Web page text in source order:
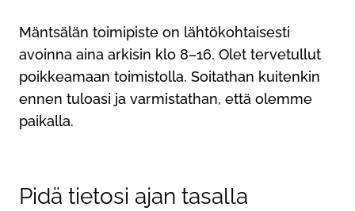
Mäntsälän toimipiste on lähtökohtaisesti
avoinna aina arkisin klo 8–16. Olet tervetullut
poikkeamaan toimistolla. Soitathan kuitenkin
ennen tuloasi ja varmistathan, että olemme
paikalla.
Pidä tietosi ajan tasalla